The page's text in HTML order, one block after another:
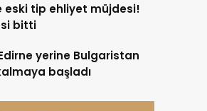
eski tip ehliyet müjdesi!
bitti
yerine Bulgaristan
başladı